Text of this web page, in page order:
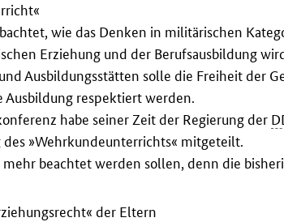
wie das Denken in militärischen
Erziehung und der Berufsausbildung
Ausbildungsstätten solle die Freiheit der
Ausbildung respektiert werden.
habe seiner Zeit der Regierung der
»Wehrkundeunterrichts« mitgeteilt.
mehr beachtet werden sollen, denn die
der Eltern